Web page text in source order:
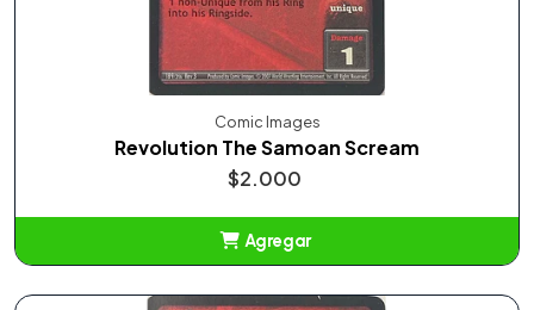
Comic Images
Revolution The Samoan Scream
$2.000
Agregar